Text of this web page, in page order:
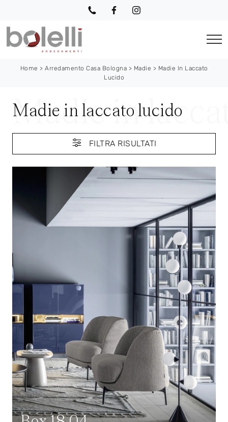
Home > Arredamento Casa Bologna > Madie > Madie In Laccato
Lucido
Madie in laccato lucido
FILTRA RISULTATI